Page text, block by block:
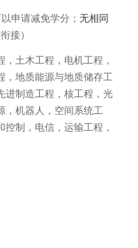
申请减免学分； 无相同
接）
土木工程，电机工程，
，地质能源与地质储存工
进制造工程，核工程，光
，机器人，空间系统工
制，电信，运输工程，